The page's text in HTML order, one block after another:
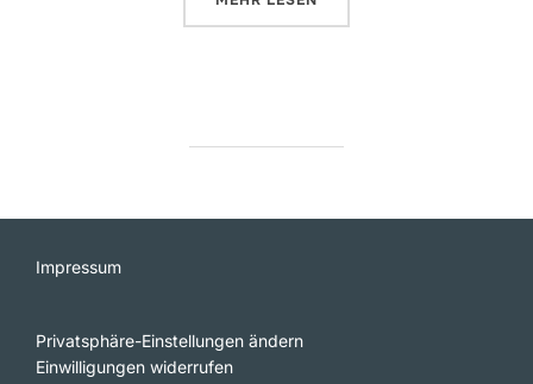
Impressum
Privatsphäre-Einstellungen ändern
Einwilligungen widerrufen